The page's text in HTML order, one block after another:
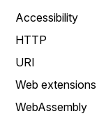
Accessibility
HTTP
URI
Web extensions
WebAssembly